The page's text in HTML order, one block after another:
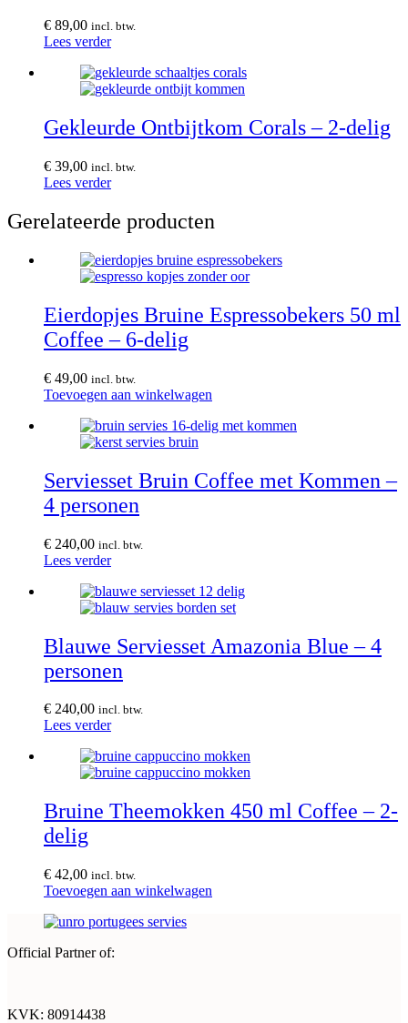
€ 89,00 incl. btw.
Lees verder
Gekleurde Ontbijtkom Corals – 2-delig
€ 39,00 incl. btw.
Lees verder
Gerelateerde producten
Eierdopjes Bruine Espressobekers 50 ml
Coffee – 6-delig
€ 49,00 incl. btw.
Toevoegen aan winkelwagen
Serviesset Bruin Coffee met Kommen –
4 personen
€ 240,00 incl. btw.
Lees verder
Blauwe Serviesset Amazonia Blue – 4
personen
€ 240,00 incl. btw.
Lees verder
Bruine Theemokken 450 ml Coffee – 2-
delig
€ 42,00 incl. btw.
Toevoegen aan winkelwagen
Official Partner of:
KVK: 80914438